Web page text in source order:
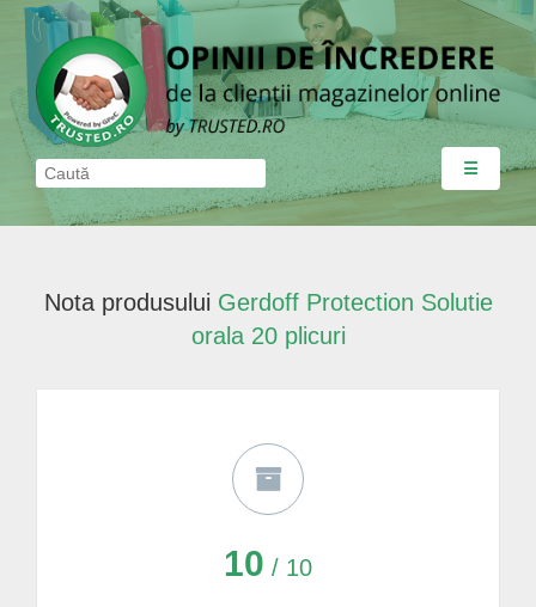
☰
Nota produsului Gerdoff Protection Solutie
orala 20 plicuri
10 / 10